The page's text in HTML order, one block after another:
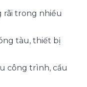
rãi trong nhiều
tàu, thiết bị
công trình, cầu